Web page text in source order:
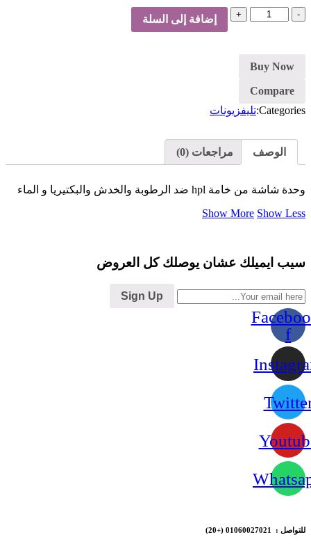
كمية
إضافة إلى السلة
Buy Now
Compare
Categories: تليفزيونات
الوصف مراجعات (0)
وحدة شاشة من خامة hpl ضد الرطوبة والخدش والبكتيريا و الماء
Show More Show Less
سيب ايميلك عشان يوصلك كل العروض
Sign Up
f
للتواصل : 01060027021 (+20)